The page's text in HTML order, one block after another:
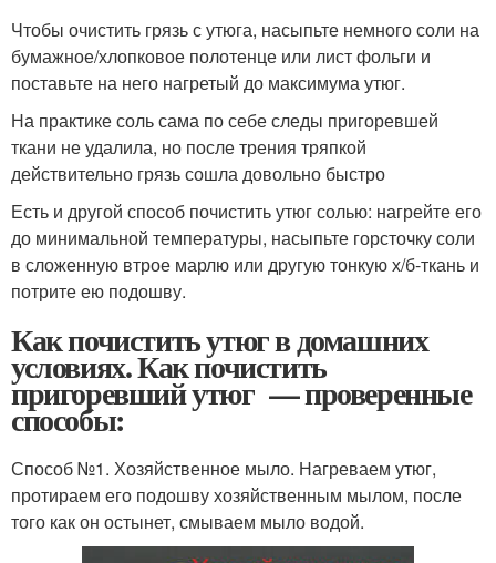
Чтобы очистить грязь с утюга, насыпьте немного соли на
бумажное/хлопковое полотенце или лист фольги и
поставьте на него нагретый до максимума утюг.
На практике соль сама по себе следы пригоревшей
ткани не удалила, но после трения тряпкой
действительно грязь сошла довольно быстро
Есть и другой способ почистить утюг солью: нагрейте его
до минимальной температуры, насыпьте горсточку соли
в сложенную втрое марлю или другую тонкую х/б-ткань и
потрите ею подошву.
Как почистить утюг в домашних
условиях. Как почистить
пригоревший утюг — проверенные
способы:
Способ №1. Хозяйственное мыло. Нагреваем утюг,
протираем его подошву хозяйственным мылом, после
того как он остынет, смываем мыло водой.